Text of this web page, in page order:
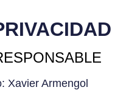
Xavier Armengol